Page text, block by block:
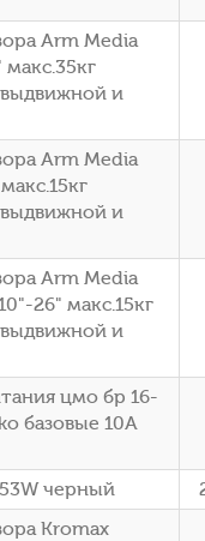
Arm Media
и
Arm Media
и
Arm Media
26" макс.15кг
и
цмо бр 16-
базовые 10A
черный
Kromax